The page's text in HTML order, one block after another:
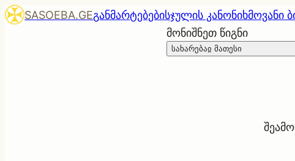
SASOEBA.GEგანმარტებებისჯულის კანონიხმოვანი
მონიშნეთ წიგნი
სახარებაჲ მათესი